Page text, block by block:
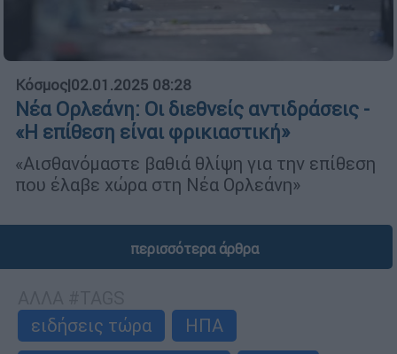
Κόσμος|02.01.2025 08:28
Νέα Ορλεάνη: Οι διεθνείς αντιδράσεις -
«Η επίθεση είναι φρικιαστική»
«Αισθανόμαστε βαθιά θλίψη για την επίθεση
που έλαβε χώρα στη Νέα Ορλεάνη»
περισσότερα άρθρα
ειδήσεις τώρα
ΗΠΑ